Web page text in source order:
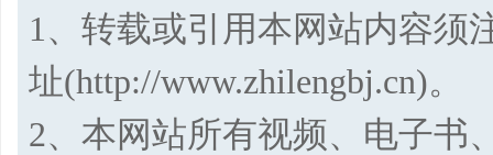
1、转载或引用本网站内容须
址(http://www.zhilengbj.cn)。
2、本网站所有视频、电子书